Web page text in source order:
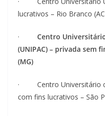
lucrativos – Rio Branco
· Centro
(UNIPAC) – privada sem
(MG)
· Centro Universitário
com fins lucrativos – São